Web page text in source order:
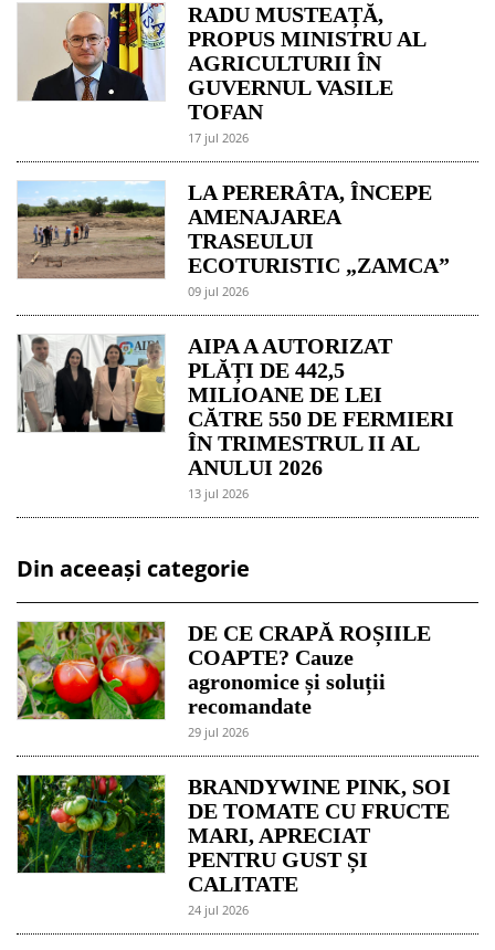
RADU MUSTEAȚĂ,
PROPUS MINISTRU AL
AGRICULTURII ÎN
GUVERNUL VASILE
TOFAN
17 jul 2026
LA PERERÂTA, ÎNCEPE
AMENAJAREA
TRASEULUI
ECOTURISTIC „ZAMCA”
09 jul 2026
AIPA A AUTORIZAT
PLĂȚI DE 442,5
MILIOANE DE LEI
CĂTRE 550 DE FERMIERI
ÎN TRIMESTRUL II AL
ANULUI 2026
13 jul 2026
Din aceeași categorie
DE CE CRAPĂ ROȘIILE
COAPTE? Cauze
agronomice și soluții
recomandate
29 jul 2026
BRANDYWINE PINK, SOI
DE TOMATE CU FRUCTE
MARI, APRECIAT
PENTRU GUST ȘI
CALITATE
24 jul 2026